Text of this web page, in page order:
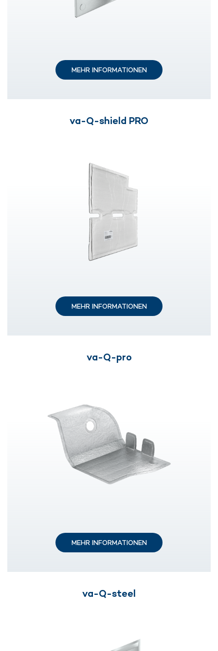
MEHR INFORMATIONEN
va-Q-shield PRO
MEHR INFORMATIONEN
va-Q-pro
MEHR INFORMATIONEN
va-Q-steel